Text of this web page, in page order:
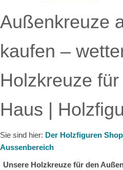
Außenkreuze
kaufen –
Holzkreuze
Haus |
Sie sind hier: Der Holzfiguren Shop
Aussenbereich
Unsere Holzkreuze für den